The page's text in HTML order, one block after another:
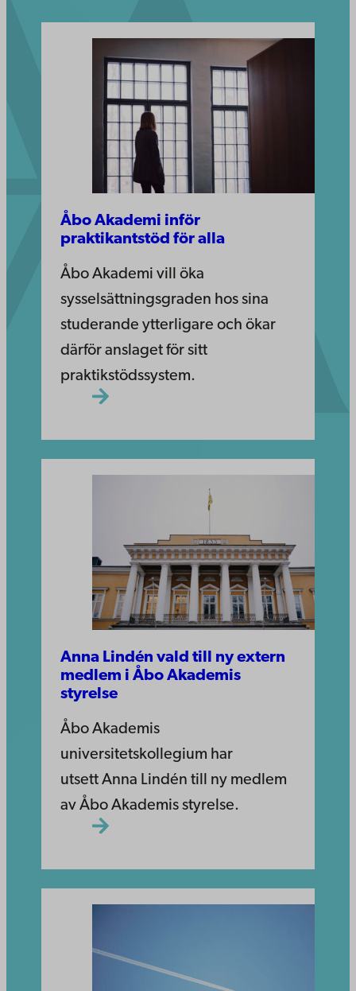
Åbo Akademi inför
praktikantstöd för alla
Åbo Akademi vill öka
sysselsättningsgraden hos sina
studerande ytterligare och ökar
därför anslaget för sitt
praktikstödssystem.
Anna Lindén vald till ny extern
medlem i Åbo Akademis
styrelse
Åbo Akademis
universitetskollegium har
utsett Anna Lindén till ny medlem
av Åbo Akademis styrelse.